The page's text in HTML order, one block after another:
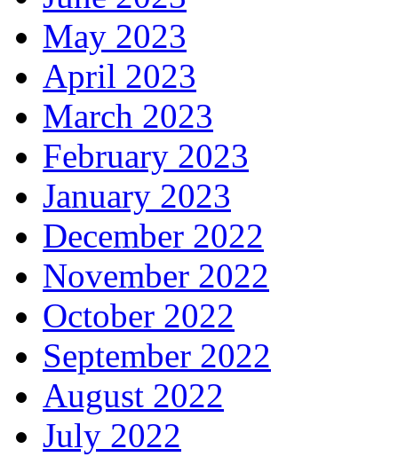
May 2023
April 2023
March 2023
February 2023
January 2023
December 2022
November 2022
October 2022
September 2022
August 2022
July 2022